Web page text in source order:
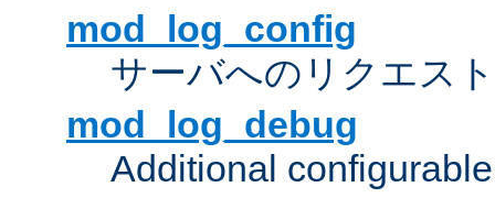
mod_log_config
サーバへのリクエス
mod_log_debug
Additional